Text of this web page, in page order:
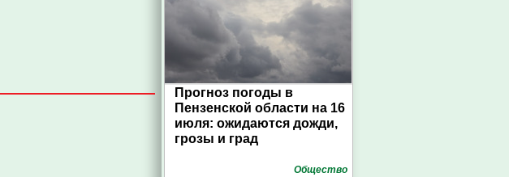
Прогноз погоды в
Пензенской области на 16
июля: ожидаются дожди,
грозы и град
Общество